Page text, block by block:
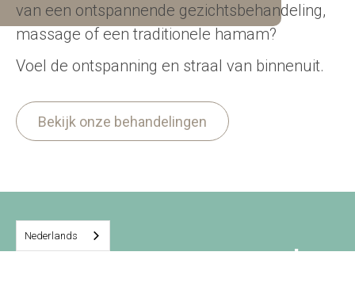
van een ontspannende gezichtsbehandeling,
massage of een traditionele hamam?
Voel de ontspanning en straal van binnenuit.
Bekijk onze behandelingen
Beleef onze arrangementen
Nederlands